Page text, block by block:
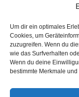
Um dir ein optimales
Cookies, um
zuzugreifen. Wenn du
wie das Surfverhalten
Wenn du deine
bestimmte Merkmale
Ich habe die
damit einverstanden,
Anfrage gespeichert
Datenschutzerklärung